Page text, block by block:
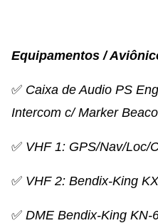
Equipamentos /
✅ Caixa de Audio PS
Intercom c/ Marker
✅ VHF 1: GPS/Nav/Loc/
✅ VHF 2: Bendix-King
✅ DME Bendix-King KN-